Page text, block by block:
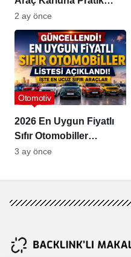
Satışa Çıkıyor: Fiyatı ve
Menzili Belli Oldu
2 ay önce
2026 En Uygun Fiyatlı
Sıfır Otomobiller
Açıklandı
Otomotiv
3 ay önce